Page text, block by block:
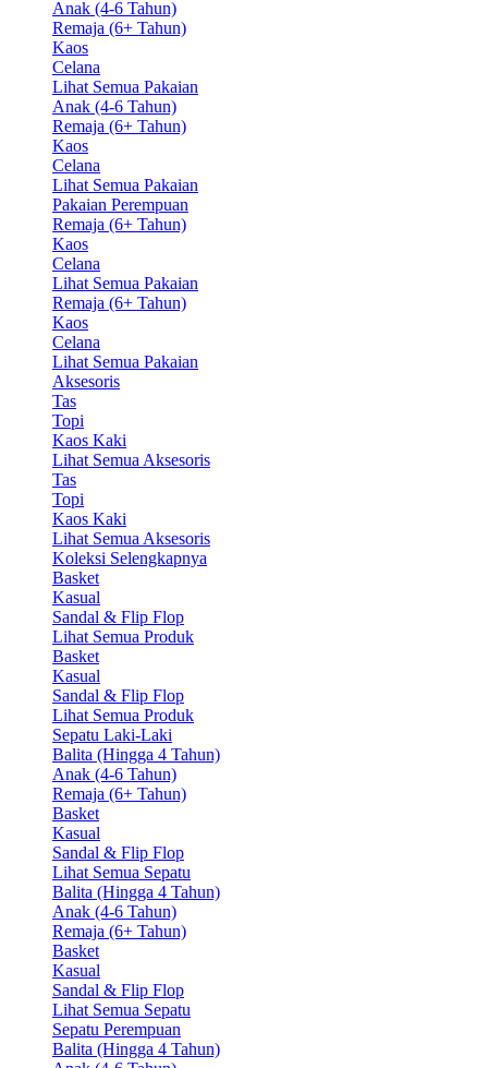
Anak (4-6 Tahun)
Remaja (6+ Tahun)
Kaos
Celana
Lihat Semua Pakaian
Anak (4-6 Tahun)
Remaja (6+ Tahun)
Kaos
Celana
Lihat Semua Pakaian
Pakaian Perempuan
Remaja (6+ Tahun)
Kaos
Celana
Lihat Semua Pakaian
Remaja (6+ Tahun)
Kaos
Celana
Lihat Semua Pakaian
Aksesoris
Tas
Topi
Kaos Kaki
Lihat Semua Aksesoris
Tas
Topi
Kaos Kaki
Lihat Semua Aksesoris
Koleksi Selengkapnya
Basket
Kasual
Sandal & Flip Flop
Lihat Semua Produk
Basket
Kasual
Sandal & Flip Flop
Lihat Semua Produk
Sepatu Laki-Laki
Balita (Hingga 4 Tahun)
Anak (4-6 Tahun)
Remaja (6+ Tahun)
Basket
Kasual
Sandal & Flip Flop
Lihat Semua Sepatu
Balita (Hingga 4 Tahun)
Anak (4-6 Tahun)
Remaja (6+ Tahun)
Basket
Kasual
Sandal & Flip Flop
Lihat Semua Sepatu
Sepatu Perempuan
Balita (Hingga 4 Tahun)